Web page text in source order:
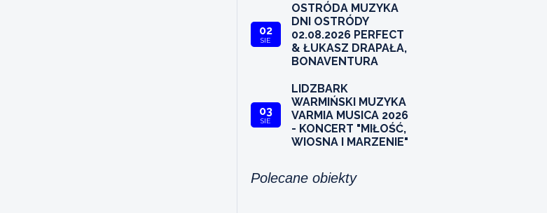
02
SIE
OSTRÓDA MUZYKA
DNI OSTRÓDY
02.08.2026 PERFECT
& ŁUKASZ DRAPAŁA,
BONAVENTURA
03
SIE
LIDZBARK
WARMIŃSKI MUZYKA
VARMIA MUSICA 2026
- KONCERT "MIŁOŚĆ,
WIOSNA I MARZENIE"
Polecane obiekty